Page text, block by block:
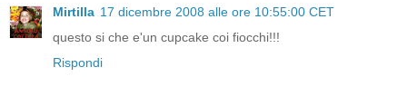
Mirtilla 17 dicembre 2008 alle ore 10:55:00 CET
questo si che e'un cupcake coi fiocchi!!!
Rispondi